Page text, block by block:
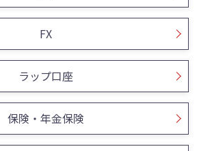
FX
ラップ口座
保険・年金保険